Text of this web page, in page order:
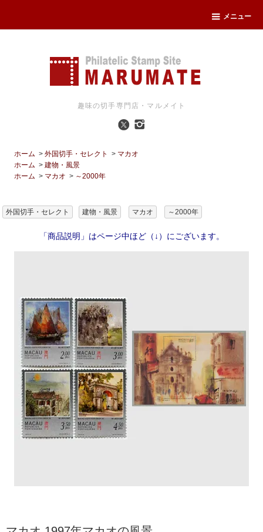
メニュー
趣味の切手専門店・マルメイト
ホーム >外国切手・セレクト > マカオ
ホーム >建物・風景
ホーム > マカオ > ～2000年
外国切手・セレクト 建物・風景 マカオ ～2000年
「商品説明」はページ中ほど（↓）にございます。